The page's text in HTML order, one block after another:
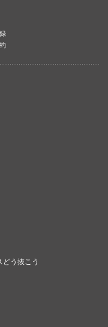
う抜こう